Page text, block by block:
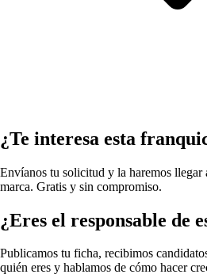
¿Te interesa esta
Envíanos tu solicitud y la haremos llegar
marca. Gratis y sin compromiso.
¿Eres el responsable de
Publicamos tu ficha, recibimos
quién eres y hablamos de cómo hacer